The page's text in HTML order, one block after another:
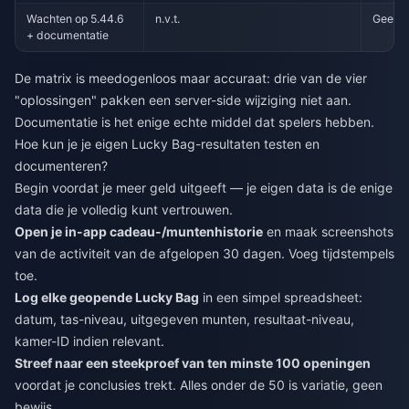
Wachten op 5.44.6
+ documentatie
n.v.t. Geen
De matrix is meedogenloos maar accuraat: drie van de vier
"oplossingen" pakken een server-side wijziging niet aan.
Documentatie is het enige echte middel dat spelers hebben.
Hoe kun je je eigen Lucky Bag-resultaten testen en
documenteren?
Begin voordat je meer geld uitgeeft — je eigen data is de enige
data die je volledig kunt vertrouwen.
Open je in-app cadeau-/muntenhistorie en maak screenshots
van de activiteit van de afgelopen 30 dagen. Voeg tijdstempels
toe.
Log elke geopende Lucky Bag in een simpel spreadsheet:
datum, tas-niveau, uitgegeven munten, resultaat-niveau,
kamer-ID indien relevant.
Streef naar een steekproef van ten minste 100 openingen
voordat je conclusies trekt. Alles onder de 50 is variatie, geen